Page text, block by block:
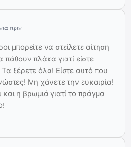
πριν
μπορείτε να στείλετε αίτηση
πάθουν πλάκα γιατί είστε
Τα ξέρετε όλα! Είστε αυτό που
Μη χάνετε την ευκαιρία!
και η βρωμιά γιατί το πράγμα